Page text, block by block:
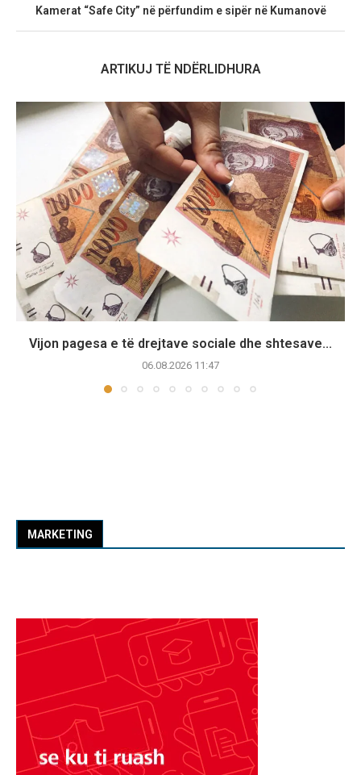
Kamerat “Safe City” në përfundim e sipër në Kumanovë
ARTIKUJ TË NDËRLIDHURA
Vijon pagesa e të drejtave sociale dhe shtesave...
06.08.2026 11:47
MARKETING